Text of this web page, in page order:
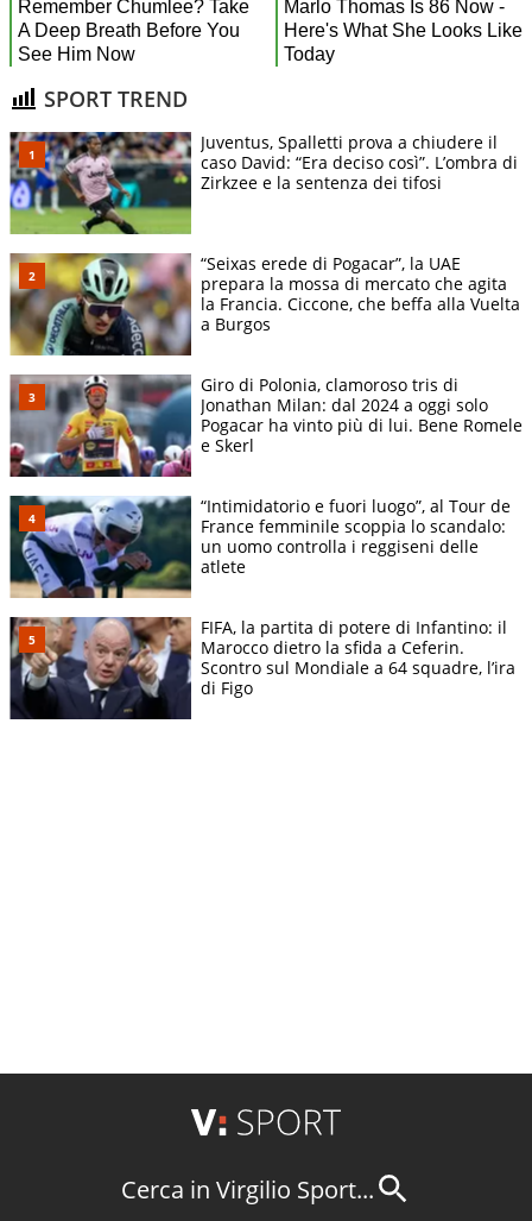
SPORT TREND
Juventus, Spalletti prova a chiudere il
caso David: “Era deciso così”. L’ombra di
Zirkzee e la sentenza dei tifosi
“Seixas erede di Pogacar”, la UAE
prepara la mossa di mercato che agita
la Francia. Ciccone, che beffa alla Vuelta
a Burgos
Giro di Polonia, clamoroso tris di
Jonathan Milan: dal 2024 a oggi solo
Pogacar ha vinto più di lui. Bene Romele
e Skerl
“Intimidatorio e fuori luogo”, al Tour de
France femminile scoppia lo scandalo:
un uomo controlla i reggiseni delle
atlete
FIFA, la partita di potere di Infantino: il
Marocco dietro la sfida a Ceferin.
Scontro sul Mondiale a 64 squadre, l’ira
di Figo
Cerca in Virgilio Sport...